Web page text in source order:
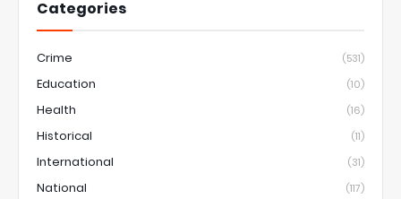
Categories
Crime (531)
Education (10)
Health (16)
Historical (11)
International (31)
National (117)